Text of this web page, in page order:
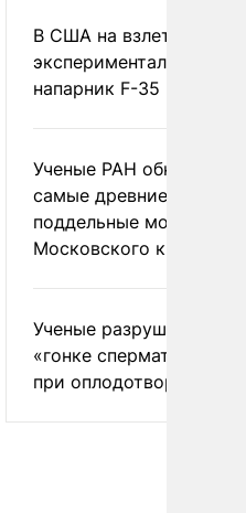
В США на взлете
экспериментальный
напарник F-35
Ученые РАН
самые древние
поддельные монеты
Московского
Ученые разрушили миф
«гонке
при оплодотворении